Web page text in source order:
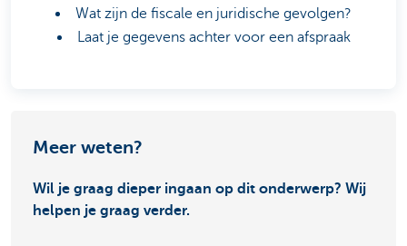
Wat zijn de fiscale en juridische gevolgen?
Laat je gegevens achter voor een afspraak
Meer weten?
Wil je graag dieper ingaan op dit onderwerp? Wij
helpen je graag verder.